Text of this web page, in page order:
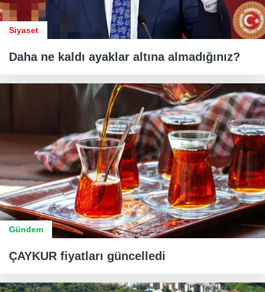
Siyaset
Daha ne kaldı ayaklar altına almadığınız?
Gündem
ÇAYKUR fiyatları güncelledi